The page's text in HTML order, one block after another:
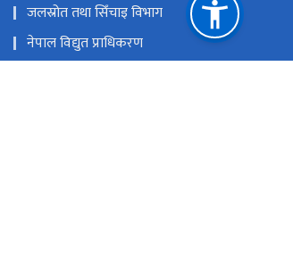
जलस्रोत तथा सिँचाइ विभाग
नेपाल विद्युत प्राधिकरण